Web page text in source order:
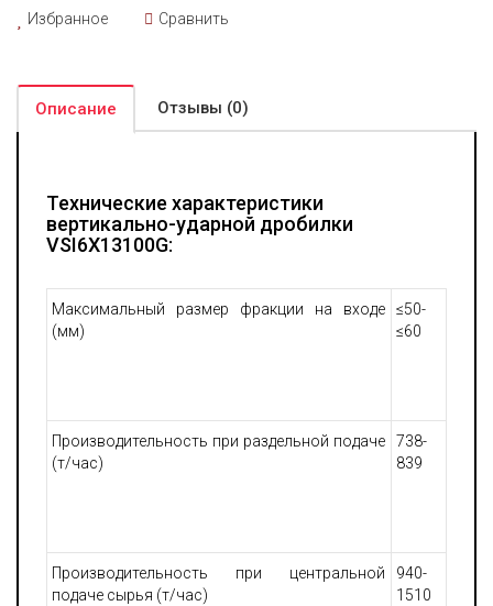
Избранное Сравнить
Описание Отзывы (0)
Технические характеристики
вертикально-ударной дробилки
VSI6X13100G:
Максимальный размер фракции на входе
(мм)
≤50-
≤60
Производительность при раздельной подаче
(т/час)
738-
839
Производительность при центральной
подаче сырья (т/час)
940-
1510